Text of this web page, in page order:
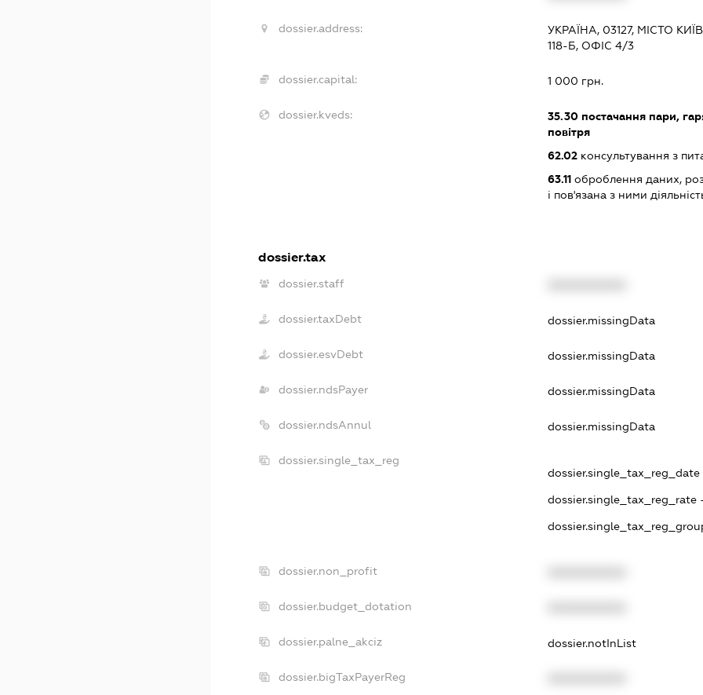
dossier.address:
УКРАЇНА, 03127, МІСТО
118-Б, ОФІС 4/3
dossier.capital: 1 000 грн.
dossier.kveds: 35.30 постачання пари,
повітря
62.02 консультування з
63.11 оброблення даних,
і пов'язана з ними
dossier.tax
dossier.staff
dossier.taxDebt dossier.missingData
dossier.esvDebt dossier.missingData
dossier.ndsPayer dossier.missingData
dossier.ndsAnnul dossier.missingData
dossier.single_tax_reg
dossier.single_tax_reg_date
dossier.single_tax_reg_rate
dossier.non_profit
dossier.budget_dotation
dossier.palne_akciz dossier.notInList
dossier.bigTaxPayerReg